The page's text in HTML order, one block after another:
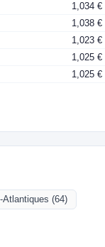
1,034 €
1,038 €
1,023 €
1,025 €
1,025 €
Atlantiques (64)